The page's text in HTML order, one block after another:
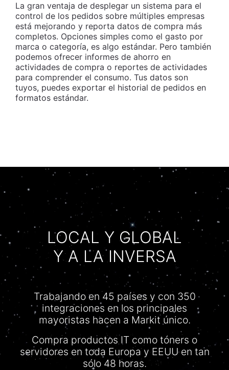
La gran ventaja de desplegar un sistema para el
control de los pedidos sobre múltiples empresas
está mejorando y reporta datos de compra más
completos. Opciones simples como el gasto por
marca o categoría, es algo estándar. Pero también
podemos ofrecer informes de ahorro en
actividades de compra o reportes de actividades
para comprender el consumo. Tus datos son
tuyos, puedes exportar el historial de pedidos en
formatos estándar.
LOCAL Y GLOBAL
Y A LA INVERSA
Trabajando en 45 países y con 350
integraciones en los principales
mayoristas hacen a Markit único.
Compra productos IT como tóners o
servidores en toda Europa y EEUU en tan
sólo 48 horas.